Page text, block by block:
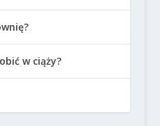
w ciąży?